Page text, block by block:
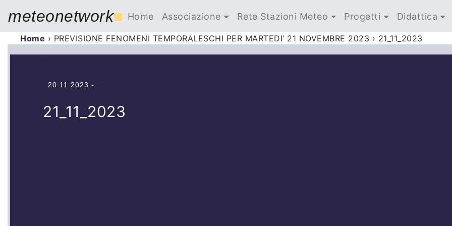
meteonetwork■ Home Associazione Rete Stazioni Meteo Progetti Didattica
Home › PREVISIONE FENOMENI TEMPORALESCHI PER MARTEDI’ 21 NOVEMBRE 2023 › 21_11_2023
20.11.2023 -
21_11_2023